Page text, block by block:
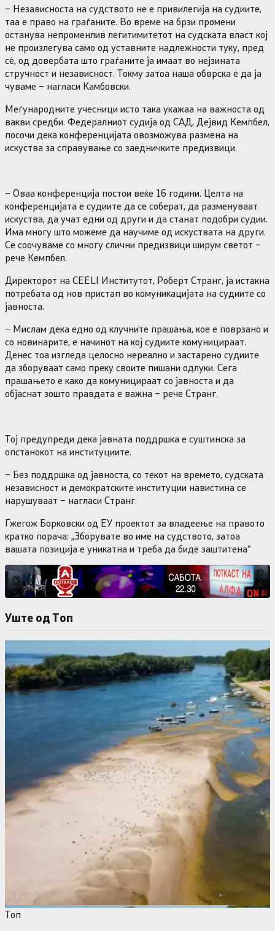
– Независноста на судството не е привилегија на судиите,
таа е право на граѓаните. Во време на брзи промени
останува непроменлив легитимитетот на судската власт кој
не произлегува само од уставните надлежности туку, пред
сè, од довербата што граѓаните ја имаат во нејзината
стручност и независност. Токму затоа наша обврска е да ја
чуваме – нагласи Камбовски.
Меѓународните учесници исто така укажаа на важноста од
вакви средби. Федералниот судија од САД, Дејвид Кемпбел,
посочи дека конференцијата овозможува размена на
искуства за справување со заедничките предизвици.
– Оваа конференција постои веќе 16 години. Целта на
конференцијата е судиите да се соберат, да разменуваат
искуства, да учат едни од други и да станат подобри судии.
Има многу што можеме да научиме од искуствата на други.
Се соочуваме со многу слични предизвици ширум светот –
рече Кемпбел.
Директорот на CEELI Институтот, Роберт Странг, ја истакна
потребата од нов пристап во комуникацијата на судиите со
јавноста.
– Мислам дека едно од клучните прашања, кое е поврзано и
со новинарите, е начинот на кој судиите комуницираат.
Денес тоа изгледа целосно нереално и застарено судиите
да зборуваат само преку своите пишани одлуки. Сега
прашањето е како да комуницираат со јавноста и да
објаснат зошто правдата е важна – рече Странг.
Тој предупреди дека јавната поддршка е суштинска за
опстанокот на институциите.
– Без поддршка од јавноста, со текот на времето, судската
независност и демократските институции навистина се
нарушуваат – нагласи Странг.
Гжегож Борковски од ЕУ проектот за владеење на правото
кратко порача: „Зборувате во име на судството, затоа
вашата позиција е уникатна и треба да биде заштитена“
Уште од Tоп
Tоп